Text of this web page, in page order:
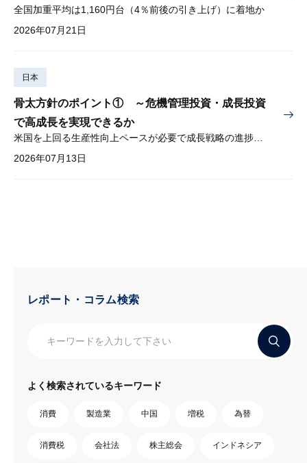
全国加重平均は1,160円台（4％前後の引き上げ）に着地か
2026年07月21日
日本
骨太方針のポイント① ～危機管理投資・成長投資
で高成長を実現できるか
米国を上回る生産性向上ペースが必要で成長戦略の進捗管理も課題
2026年07月13日
レポート・コラム検索
よく検索されているキーワード
消費 製造業 中国 増税 為替
消費税 会社法 株主総会 インドネシア